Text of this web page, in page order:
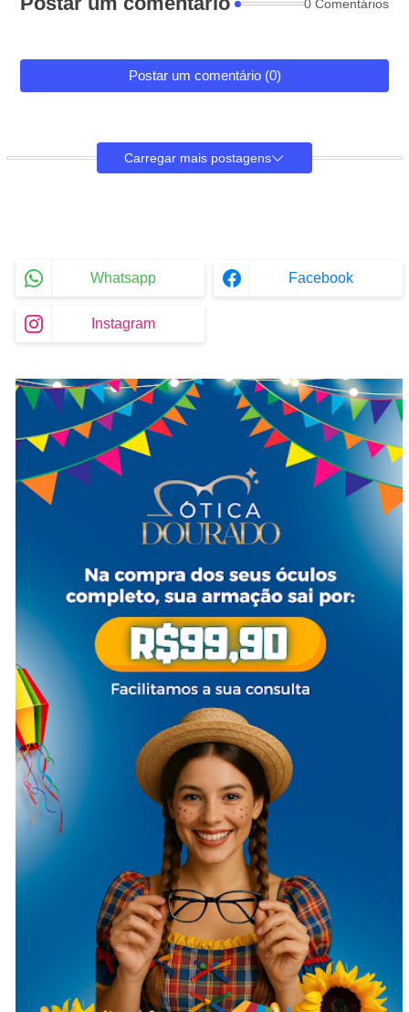
0 Comentários
Postar um comentário (0)
Carregar mais postagens
Whatsapp Facebook
Instagram